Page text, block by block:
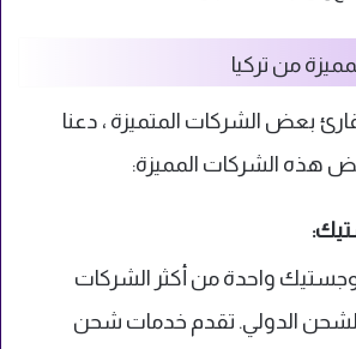
من تركيا
بعض الشركات المتميزة ، دعنا
هذه الشركات المميزة:
واحدة من أكثر الشركات
الدولي. تقدم خدمات شحن